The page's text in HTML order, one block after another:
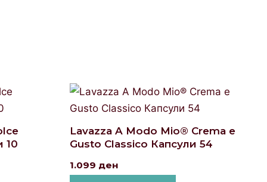
10
Lavazza A Modo Mio® Crema e
Gusto Classico Капсули 54
1.099 ден